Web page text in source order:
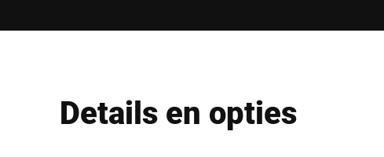
Details en opties